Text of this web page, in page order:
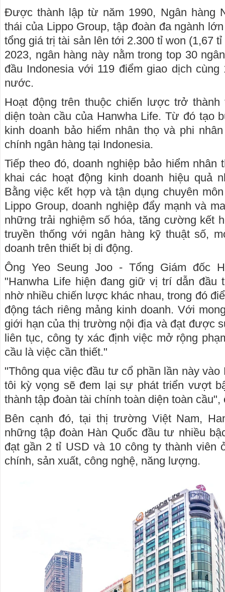
Được thành lập từ năm 1990, Ngân hàng
thái của Lippo Group, tập đoàn đa ngành
tổng giá trị tài sản lên tới 2.300 tỉ won (1,67
2023, ngân hàng này nằm trong top 30
đầu Indonesia với 119 điểm giao dịch
nước.
Hoạt động trên thuộc chiến lược trở
diện toàn cầu của Hanwha Life. Từ đó tạo
kinh doanh bảo hiểm nhân thọ và phi
chính ngân hàng tại Indonesia.
Tiếp theo đó, doanh nghiệp bảo hiểm
khai các hoạt động kinh doanh hiệu quả
Bằng việc kết hợp và tận dụng chuyên
Lippo Group, doanh nghiệp đẩy mạnh và
những trải nghiệm số hóa, tăng cường kết
truyền thống với ngân hàng kỹ thuật số,
doanh trên thiết bị di động.
Ông Yeo Seung Joo - Tổng Giám đốc
"Hanwha Life hiện đang giữ vị trí dẫn đầu
nhờ nhiều chiến lược khác nhau, trong đó
động tách riêng mảng kinh doanh. Với
giới hạn của thị trường nội địa và đạt được
liên tục, công ty xác định việc mở rộng
cầu là việc cần thiết."
"Thông qua việc đầu tư cổ phần lần này vào
tôi kỳ vọng sẽ đem lại sự phát triển vượt
thành tập đoàn tài chính toàn diện toàn cầu",
Bên cạnh đó, tại thị trường Việt Nam,
những tập đoàn Hàn Quốc đầu tư nhiều
đạt gần 2 tỉ USD và 10 công ty thành viên
chính, sản xuất, công nghệ, năng lượng.